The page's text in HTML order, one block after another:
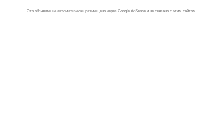
Это объявление автоматически размещено через Google AdSense и не связано с этим сайтом.